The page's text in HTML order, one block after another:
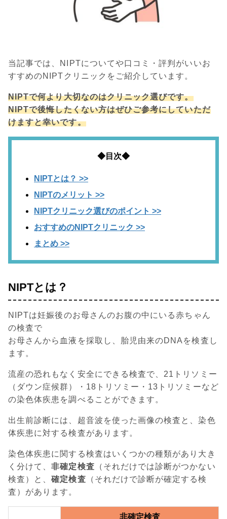
当記事では、NIPTについてや口コミ・評判がいいお
すすめのNIPTクリニックをご紹介しています。
NIPTで何より大切なのはクリニック選びです。
NIPTで後悔したくない方はぜひご参考にしていただ
けますと幸いです。
◆目次◆
NIPTとは？ >>
NIPTのメリット >>
NIPTクリニック選びのポイント >>
おすすめのNIPTクリニック >>
まとめ >>
NIPTとは？
NIPTは妊娠後のお母さんのお腹の中にいる赤ちゃん
の検査で
お母さんから血液を採取し、胎児由来のDNAを検査し
ます。
流産の恐れもなく安全にできる検査で、21トリソミー
（ダウン症候群）・18トリソミー・13トリソミーなど
の染色体疾患を調べることができます。
出生前診断には、超音波を使った画像の検査と、染色
体疾患に対する検査があります。
染色体疾患に関する検査はいくつかの種類があり大き
く分けて、非確定検査 （それだけでは診断がつかない
検査）と、確定検査 （それだけで診断が確定する検
査）があります。
非確定検査